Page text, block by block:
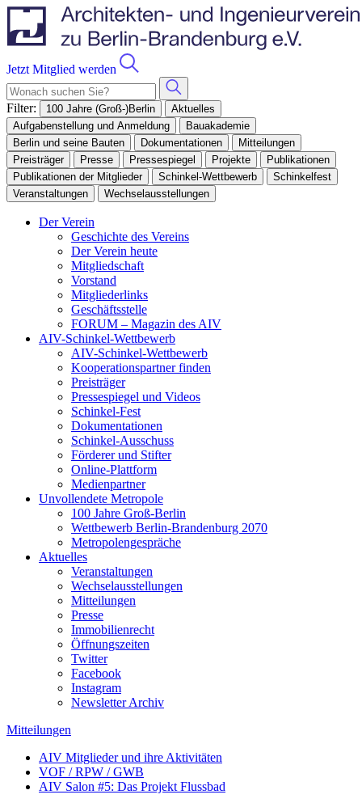
Jetzt Mitglied werden
Filter: 100 Jahre (Groß-)Berlin
Aktuelles
Aufgabenstellung und Anmeldung
Bauakademie
Berlin und seine Bauten
Dokumentationen
Mitteilungen
Preisträger
Presse Pressespiegel Projekte
Publikationen
Publikationen der Mitglieder
Schinkel-Wettbewerb
Schinkelfest
Veranstaltungen
Wechselausstellungen
Der Verein
Geschichte des Vereins
Der Verein heute
Mitgliedschaft
Vorstand
Mitgliederlinks
Geschäftsstelle
FORUM – Magazin des AIV
AIV-Schinkel-Wettbewerb
AIV-Schinkel-Wettbewerb
Kooperationspartner finden
Preisträger
Pressespiegel und Videos
Schinkel-Fest
Dokumentationen
Schinkel-Ausschuss
Förderer und Stifter
Online-Plattform
Medienpartner
Unvollendete Metropole
100 Jahre Groß-Berlin
Wettbewerb Berlin-Brandenburg 2070
Metropolengespräche
Aktuelles
Veranstaltungen
Wechselausstellungen
Mitteilungen
Presse
Immobilienrecht
Öffnungszeiten
Twitter
Facebook
Instagram
Newsletter Archiv
Mitteilungen
AIV Mitglieder und ihre Aktivitäten
VOF / RPW / GWB
AIV Salon #5: Das Projekt Flussbad